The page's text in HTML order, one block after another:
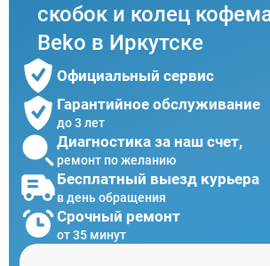
скобок и колец
Beko в Иркутске
Официальный сервис
Гарантийное обслуживание
до 3 лет
Диагностика за наш счет,
ремонт по желанию
Бесплатный выезд курьера
в день обращения
Срочный ремонт
от 35 минут